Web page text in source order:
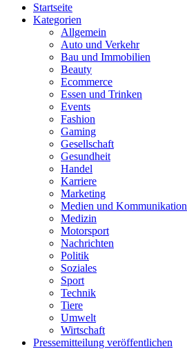
Startseite
Kategorien
Allgemein
Auto und Verkehr
Bau und Immobilien
Beauty
Ecommerce
Essen und Trinken
Events
Fashion
Gaming
Gesellschaft
Gesundheit
Handel
Karriere
Marketing
Medien und Kommunikation
Medizin
Motorsport
Nachrichten
Politik
Soziales
Sport
Technik
Tiere
Umwelt
Wirtschaft
Pressemitteilung veröffentlichen